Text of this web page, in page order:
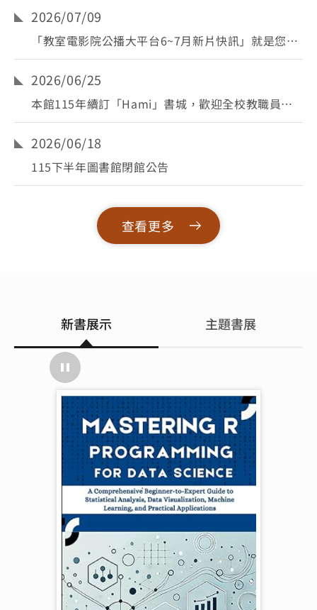
2026/07/09
「教室電影院公播大平台6~7月新片快訊」就是您的
專屬電影院
2026/06/25
本館115年續訂「Hami」書城，歡迎全校教職員工
多加利用！
2026/06/18
115下半年圖書館閉館公告
查看更多
新書展示 主題書展